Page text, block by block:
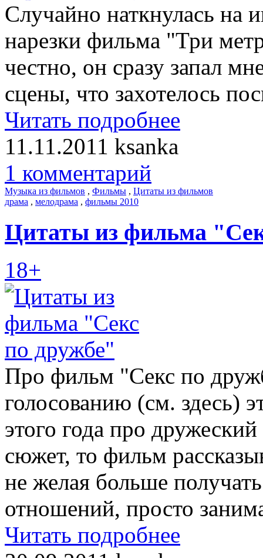
Случайно наткнулась на
нарезки фильма "Три
честно, он сразу запал
сцены, что захотелось
Читать подробнее
11.11.2011 ksanka
1 комментарий
Музыка из фильмов , Фильмы , Цитаты из фильмов
драма , мелодрама , фильмы 2010
Цитаты из фильма
18+
Про фильм "Секс по
голосованию (см. здесь)
этого года про
сюжет, то фильм
не желая больше
отношений, просто
Читать подробнее